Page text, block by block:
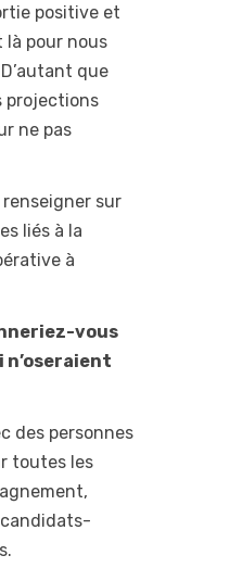
positive et
là pour nous
que
projections
ne pas
sur
liés à la
à
vous
n’oseraient
des personnes
toutes les